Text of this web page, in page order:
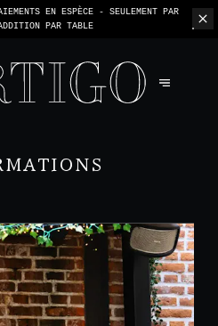
EN ESPÈCE - SEULEMENT PAR
PAR TABLE